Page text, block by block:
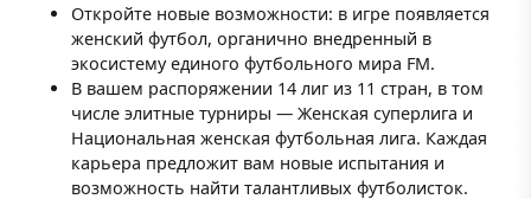
Откройте новые возможности: в игре появляется
женский футбол, органично внедренный в
экосистему единого футбольного мира FM.
В вашем распоряжении 14 лиг из 11 стран, в том
числе элитные турниры — Женская суперлига и
Национальная женская футбольная лига. Каждая
карьера предложит вам новые испытания и
возможность найти талантливых футболисток.